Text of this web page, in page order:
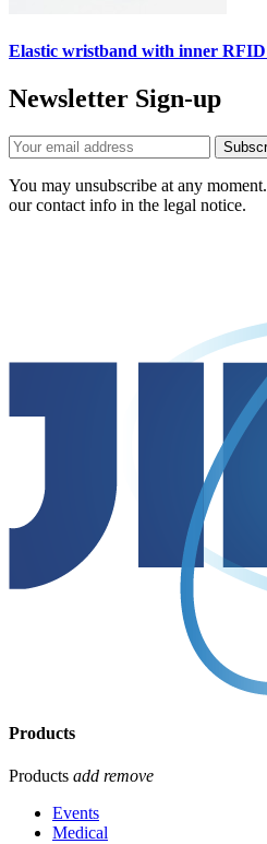
Elastic wristband with inner
Newsletter Sign-up
You may unsubscribe at any
our contact info in the legal notice.
Products
Products add remove
Events
Medical